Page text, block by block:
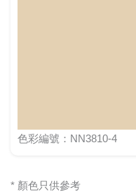
色彩編號：NN3810-4
* 顏色只供參考